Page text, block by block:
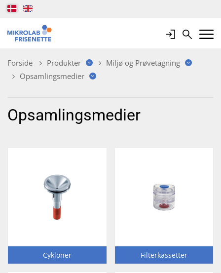
LoginSearchMobile
Forside Produkter
Miljø og Prøvetagning
Opsamlingsmedier
Opsamlingsmedier
Cykloner Filterkassetter